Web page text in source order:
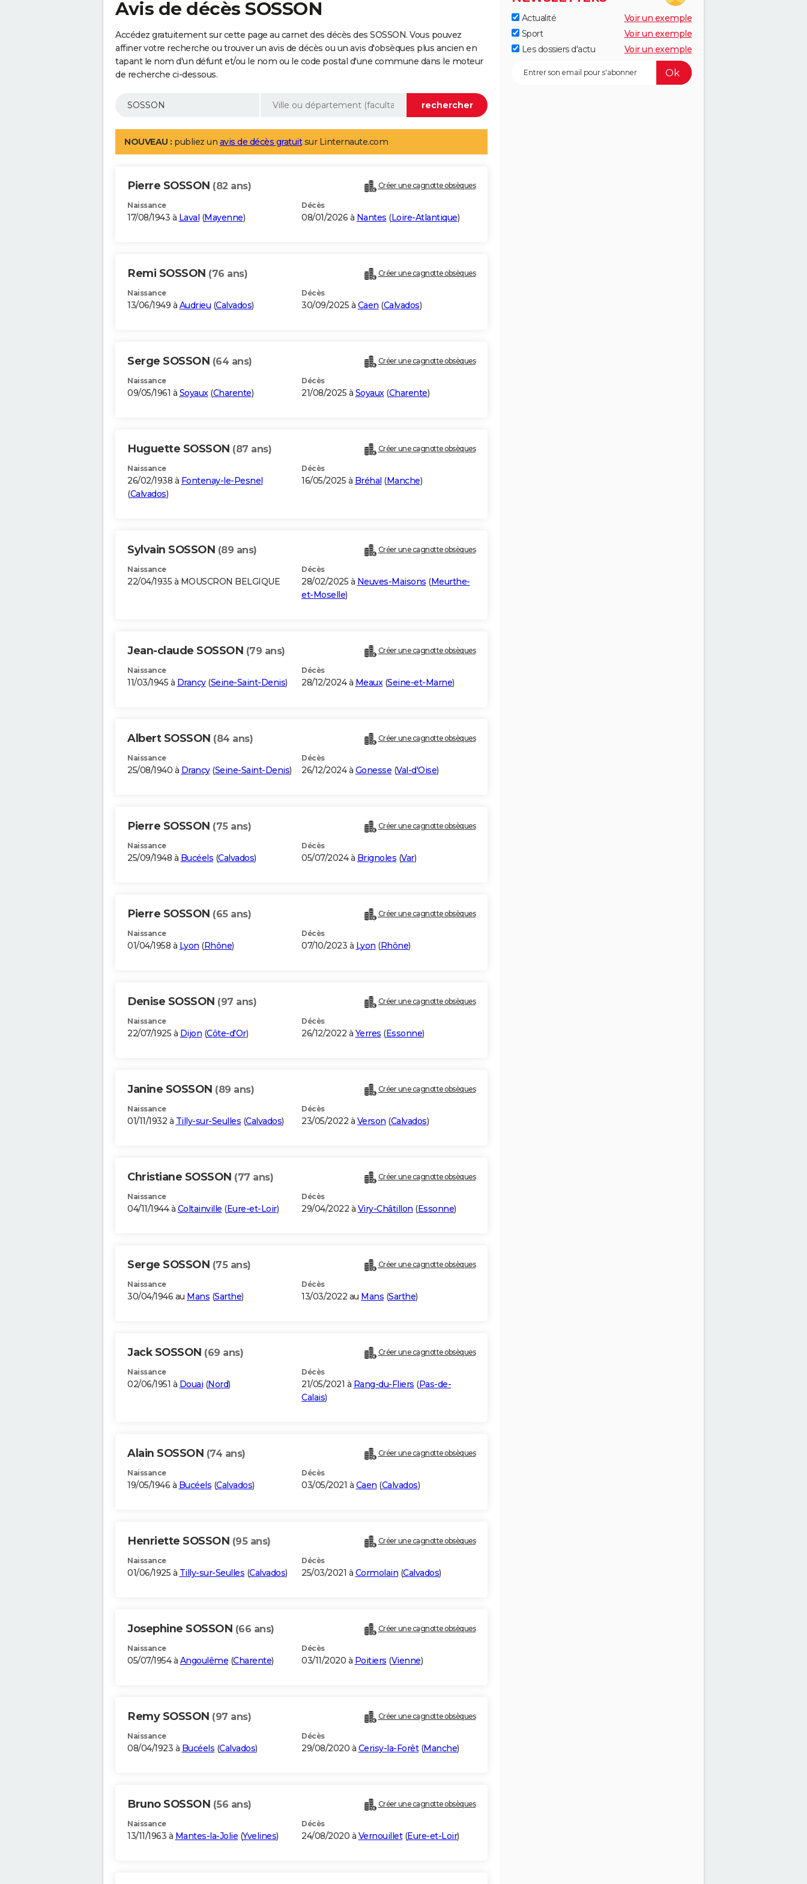
Avis de décès SOSSON
Accédez gratuitement sur cette page au carnet des décès des SOSSON. Vous pouvez
affiner votre recherche ou trouver un avis de décès ou un avis d'obsèques plus ancien en
tapant le nom d'un défunt et/ou le nom ou le code postal d'une commune dans le moteur
de recherche ci-dessous.
NOUVEAU : publiez un avis de décès gratuitsur Linternaute.com
Pierre SOSSON (82 ans) Créer une cagnotte obsèques
Naissance
17/08/1943 à Laval (Mayenne)
Décès
08/01/2026 à Nantes (Loire-Atlantique)
Remi SOSSON (76 ans) Créer une cagnotte obsèques
Naissance
13/06/1949 à Audrieu (Calvados)
Décès
30/09/2025 à Caen (Calvados)
Serge SOSSON (64 ans) Créer une cagnotte obsèques
Naissance
09/05/1961 à Soyaux(Charente)
Décès
21/08/2025 à Soyaux(Charente)
Huguette SOSSON (87 ans) Créer une cagnotte obsèques
Naissance
26/02/1938 à Fontenay-le-Pesnel
(Calvados)
Décès
16/05/2025 à Bréhal (Manche)
Sylvain SOSSON (89 ans) Créer une cagnotte obsèques
Naissance
22/04/1935 à MOUSCRON BELGIQUE
Décès
28/02/2025 à Neuves-Maisons (Meurthe-
et-Moselle)
Jean-claude SOSSON (79 ans) Créer une cagnotte obsèques
Naissance
11/03/1945 à Drancy(Seine-Saint-Denis)
Décès
28/12/2024 à Meaux(Seine-et-Marne)
Albert SOSSON (84 ans) Créer une cagnotte obsèques
Naissance
25/08/1940 à Drancy(Seine-Saint-Denis)
Décès
26/12/2024 à Gonesse (Val-d'Oise)
Pierre SOSSON (75 ans) Créer une cagnotte obsèques
Naissance
25/09/1948 à Bucéels (Calvados)
Décès
05/07/2024 à Brignoles (Var)
Pierre SOSSON (65 ans) Créer une cagnotte obsèques
Naissance
01/04/1958 à Lyon (Rhône)
Décès
07/10/2023 à Lyon (Rhône)
Denise SOSSON (97 ans) Créer une cagnotte obsèques
Naissance
22/07/1925 à Dijon (Côte-d'Or)
Décès
26/12/2022 à Yerres (Essonne)
Janine SOSSON (89 ans) Créer une cagnotte obsèques
Naissance
01/11/1932 à Tilly-sur-Seulles (Calvados)
Décès
23/05/2022 à Verson (Calvados)
Christiane SOSSON (77 ans) Créer une cagnotte obsèques
Naissance
04/11/1944 à Coltainville (Eure-et-Loir)
Décès
29/04/2022 à Viry-Châtillon (Essonne)
Serge SOSSON (75 ans) Créer une cagnotte obsèques
Naissance
30/04/1946 au Mans (Sarthe)
Décès
13/03/2022 au Mans (Sarthe)
Jack SOSSON (69 ans) Créer une cagnotte obsèques
Naissance
02/06/1951 à Douai (Nord)
Décès
21/05/2021 à Rang-du-Fliers (Pas-de-
Calais)
Alain SOSSON (74 ans) Créer une cagnotte obsèques
Naissance
19/05/1946 à Bucéels (Calvados)
Décès
03/05/2021 à Caen (Calvados)
Henriette SOSSON (95 ans) Créer une cagnotte obsèques
Naissance
01/06/1925 à Tilly-sur-Seulles (Calvados)
Décès
25/03/2021 à Cormolain (Calvados)
Josephine SOSSON (66 ans) Créer une cagnotte obsèques
Naissance
05/07/1954 à Angoulême (Charente)
Décès
03/11/2020 à Poitiers (Vienne)
Remy SOSSON (97 ans) Créer une cagnotte obsèques
Naissance
08/04/1923 à Bucéels (Calvados)
Décès
29/08/2020 à Cerisy-la-Forêt(Manche)
Bruno SOSSON (56 ans) Créer une cagnotte obsèques
Naissance
13/11/1963 à Mantes-la-Jolie (Yvelines)
Décès
24/08/2020 à Vernouillet(Eure-et-Loir)
Actualité
Voir un exemple
Sport
Voir un exemple
Les dossiers d'actu
Voir un exemple